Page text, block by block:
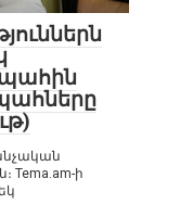
Tema.am-ի